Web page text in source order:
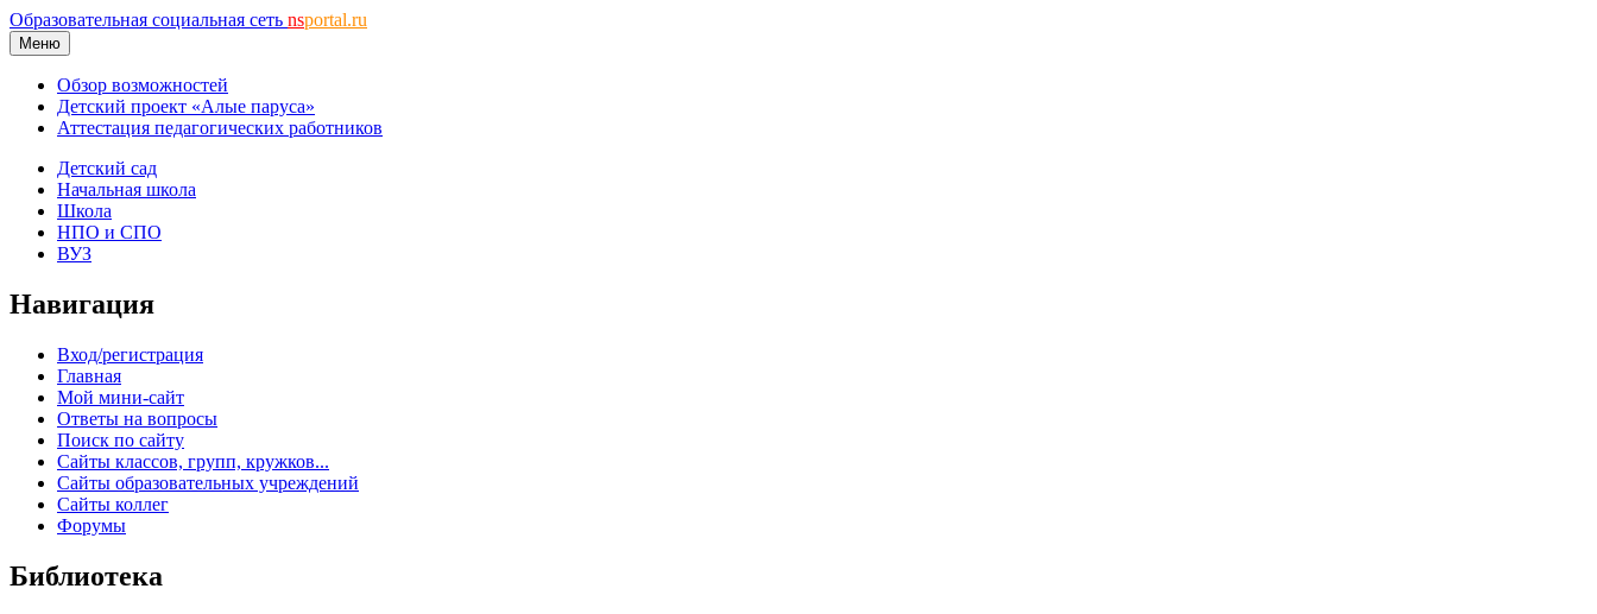
Образовательная социальная сеть nsportal.ru
Меню
Обзор возможностей
Детский проект «Алые паруса»
Аттестация педагогических работников
Детский сад
Начальная школа
Школа
НПО и СПО
ВУЗ
Навигация
Вход/регистрация
Главная
Мой мини-сайт
Ответы на вопросы
Поиск по сайту
Сайты классов, групп, кружков...
Сайты образовательных учреждений
Сайты коллег
Форумы
Библиотека